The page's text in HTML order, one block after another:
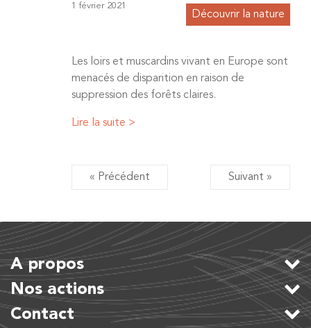
1 février 2021
Découvrir la nature
Les loirs et muscardins vivant en Europe sont
menacés de disparition en raison de
suppression des forêts claires.
Lire la suite >
« Précédent Suivant »
A propos
Nos actions
Contact